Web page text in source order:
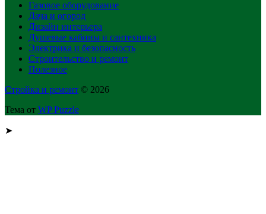
Газовое оборудование
Дача и огород
Дизайн интерьера
Душевые кабины и сантехника
Электрика и безопасность
Строительство и ремонт
Полезное
Стройка и ремонт © 2026
Тема от WP Puzzle
➤